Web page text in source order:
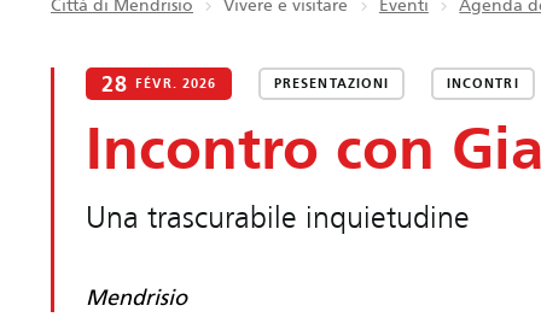
Città di Mendrisio Vivere e visitare Eventi Agenda
28 FÉVR. 2026 PRESENTAZIONI INCONTRI
Incontro con
Una trascurabile inquietudine
Mendrisio